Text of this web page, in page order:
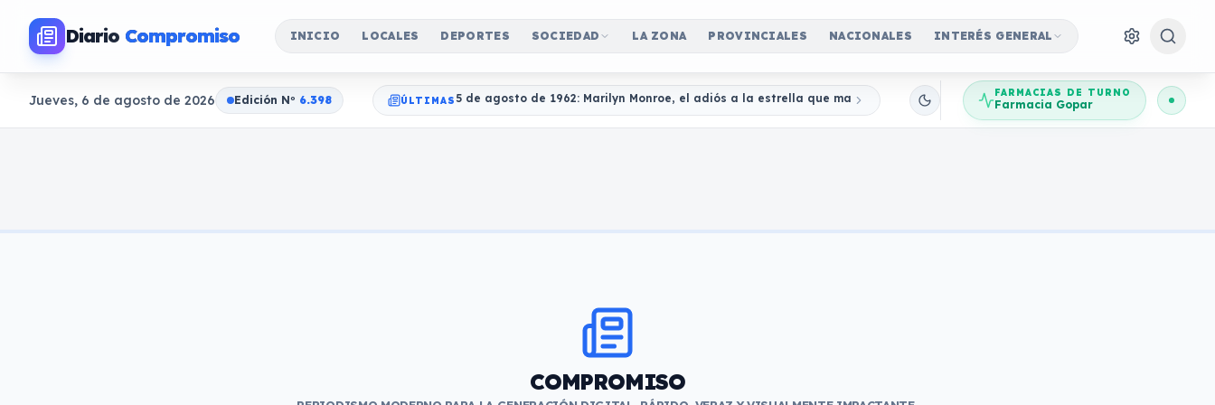
Diario Compromiso INICIO LOCALES DEPORTES SOCIEDAD LA ZONA PROVINCIALES NACIONALES INTERÉS GENERAL
Jueves, 6 de agosto de 2026 Edición No 6.398 ÚLTIMAS 5 de agosto de 1962: Marilyn Monroe, el adiós a la estrella que marcó para siempre la historia de Hollywood
FARMACIAS DE TURNO
Farmacia Gopar
COMPROMISO